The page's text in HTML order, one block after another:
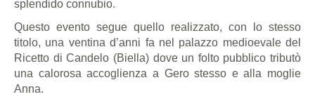
splendido connubio.
Questo evento segue quello realizzato, con lo stesso
titolo, una ventina d’anni fa nel palazzo medioevale del
Ricetto di Candelo (Biella) dove un folto pubblico tributò
una calorosa accoglienza a Gero stesso e alla moglie
Anna.